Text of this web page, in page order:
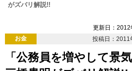
がズバリ解説!!
更新日：
お金
投稿日：2011
「公務員を増やして景気